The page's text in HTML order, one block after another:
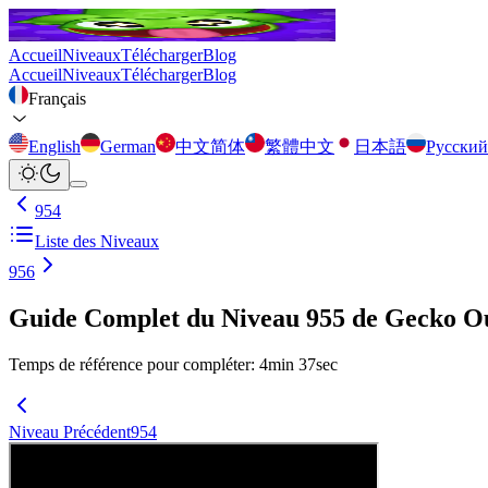
AccueilNiveauxTéléchargerBlog
AccueilNiveauxTéléchargerBlog
Français
English German 中文简体 繁體中文 日本語 Русский
954
Liste des Niveaux
956
Guide Complet du Niveau 955 de Gecko
Temps de référence pour compléter: 4min 37sec
Niveau Précédent954